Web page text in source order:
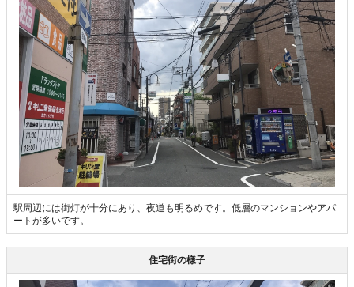
駅周辺には街灯が十分にあり、夜道も明るめです。低層のマンションやアパ
ートが多いです。
住宅街の様子